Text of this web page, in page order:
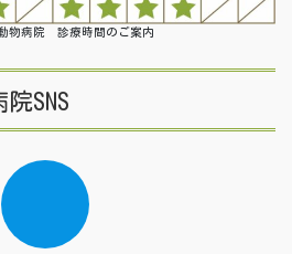
物病院 診療時間のご案内
SNS